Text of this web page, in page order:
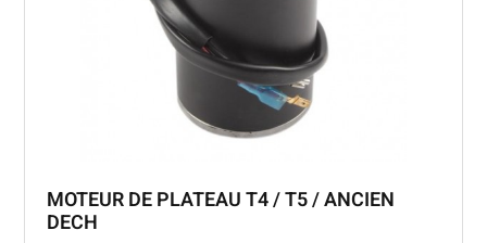
MOTEUR DE PLATEAU T4 / T5 / ANCIEN
DECH